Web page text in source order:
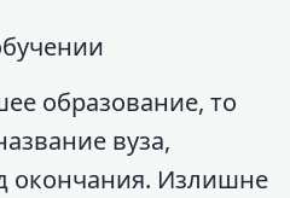
образование, то
вуза,
окончания. Излишне